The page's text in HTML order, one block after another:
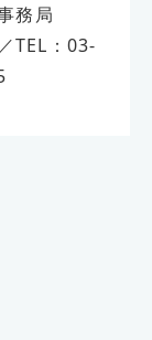
務局
TEL：03-